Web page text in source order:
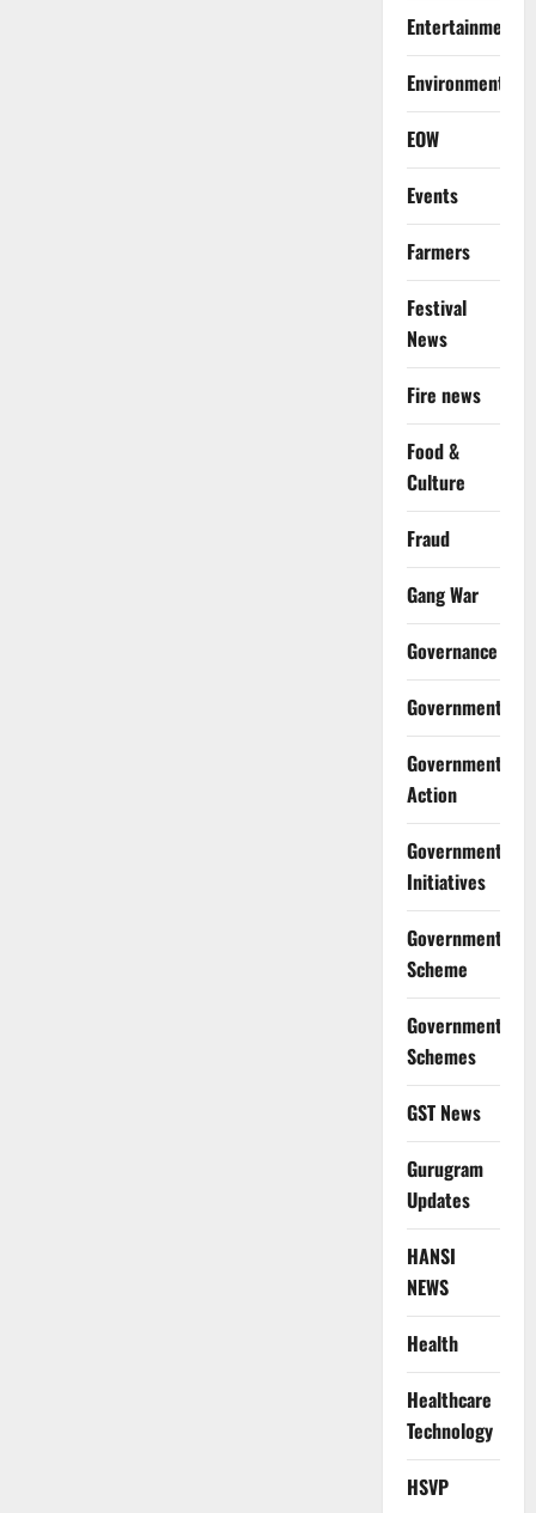
Entertainment
Environment
EOW
Events
Farmers
Festival
News
Fire news
Food &
Culture
Fraud
Gang War
Governance
Government
Government
Action
Government
Initiatives
Government
Scheme
Government
Schemes
GST News
Gurugram
Updates
HANSI
NEWS
Health
Healthcare
Technology
HSVP